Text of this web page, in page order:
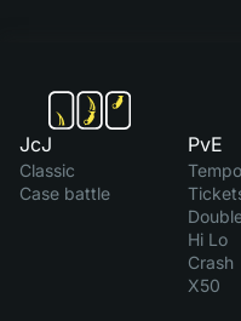
JcJ
Classic
Case battle
PvE
Hi Lo
Crash
X50